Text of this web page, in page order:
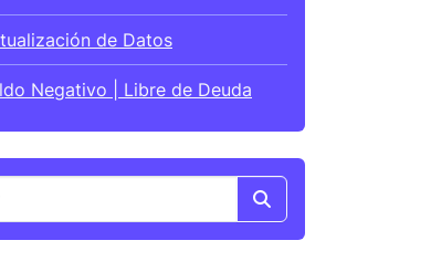
de Datos
Negativo | Libre de Deuda